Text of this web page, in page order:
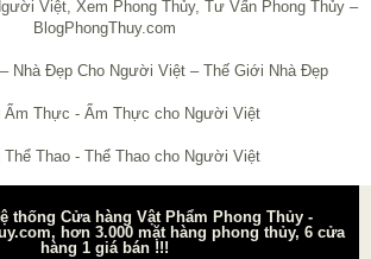
thống Cửa hàng Vật Phẩm Phong Thủy -
hơn 3.000 mặt hàng phong thủy, 6 cửa
hàng 1 giá bán !!!